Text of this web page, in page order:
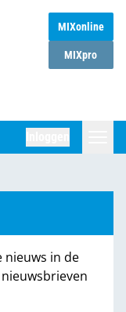
MIXonline
MIXpro
nieuws in de